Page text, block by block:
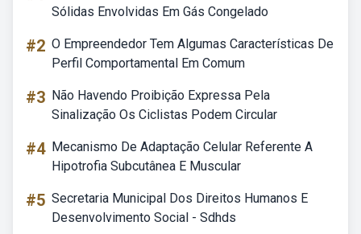
Sólidas Envolvidas Em Gás Congelado
#2 O Empreendedor Tem Algumas Características De
Perfil Comportamental Em Comum
#3 Não Havendo Proibição Expressa Pela
Sinalização Os Ciclistas Podem Circular
#4 Mecanismo De Adaptação Celular Referente A
Hipotrofia Subcutânea E Muscular
#5 Secretaria Municipal Dos Direitos Humanos E
Desenvolvimento Social - Sdhds